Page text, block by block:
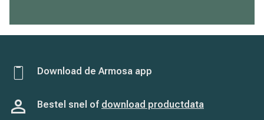
Download de Armosa app
Bestel snel of download productdata